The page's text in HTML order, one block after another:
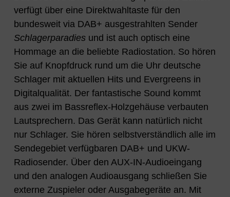
verfügt über eine Direktwahltaste für den
bundesweit via DAB+ ausgestrahlten Sender
Schlagerparadies und ist auch optisch eine
Hommage an die beliebte Radiostation. So hören
Sie auf Knopfdruck rund um die Uhr deutsche
Schlager mit aktuellen Hits und Evergreens in
Digitalqualität. Der fantastische Sound kommt
aus zwei im Bassreflex-Holzgehäuse verbauten
Lautsprechern. Das Gerät kann natürlich nicht
nur Schlager. Sie hören selbstverständlich alle im
Sendegebiet verfügbaren DAB+ und UKW-
Radiosender. Über den AUX-IN-Audioeingang
und den analogen Audioausgang schließen Sie
externe Zuspieler oder Ausgabegeräte an. Mit